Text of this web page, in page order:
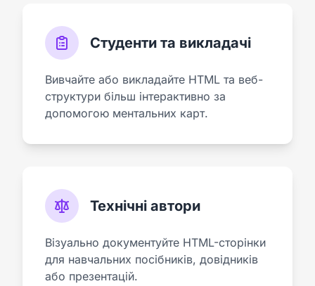
Студенти та викладачі
Вивчайте або викладайте HTML та веб-
структури більш інтерактивно за
допомогою ментальних карт.
Технічні автори
Візуально документуйте HTML-сторінки
для навчальних посібників, довідників
або презентацій.